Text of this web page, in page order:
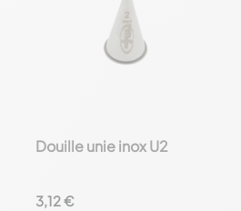
favorite_border
Douille unie inox U2
3,12 €